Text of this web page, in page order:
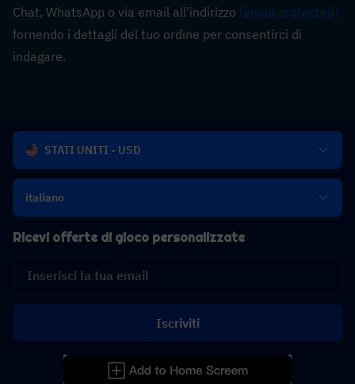
Chat, WhatsApp o via email all'indirizzo [email protected]
fornendo i dettagli del tuo ordine per consentirci di
indagare.
STATI UNITI - USD
italiano
Ricevi offerte di gioco personalizzate
Iscriviti